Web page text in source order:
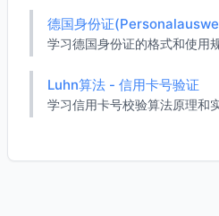
德国身份证
学习德国身份证的格式和使用规
Luhn算法 - 信用卡号验证
学习信用卡号校验算法原理和